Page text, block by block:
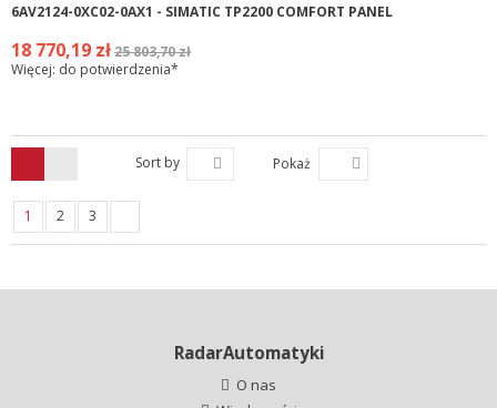
6AV2124-0XC02-0AX1 - SIMATIC TP2200 COMFORT PANEL
18 770,19 zł25 803,70 zł
Więcej: do potwierdzenia*
Sort by Pokaż
1 2 3
RadarAutomatyki
O nas